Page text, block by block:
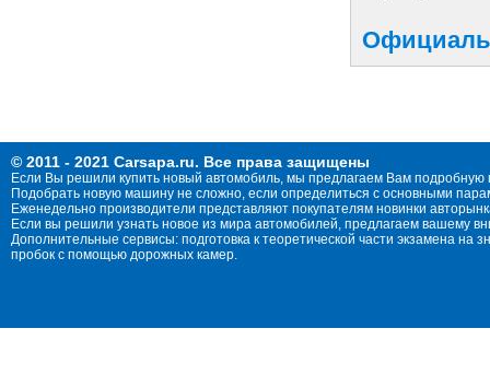
© 2011 - 2021 Carsapa.ru. Все права защищены
Если Вы решили купить новый автомобиль, мы предлагаем Вам
Подобрать новую машину не сложно, если определиться с основными
Еженедельно производители представляют покупателям новинки
Если вы решили узнать новое из мира автомобилей, предлагаем вашему
Дополнительные сервисы: подготовка к теоретической части экзамена
пробок с помощью дорожных камер.